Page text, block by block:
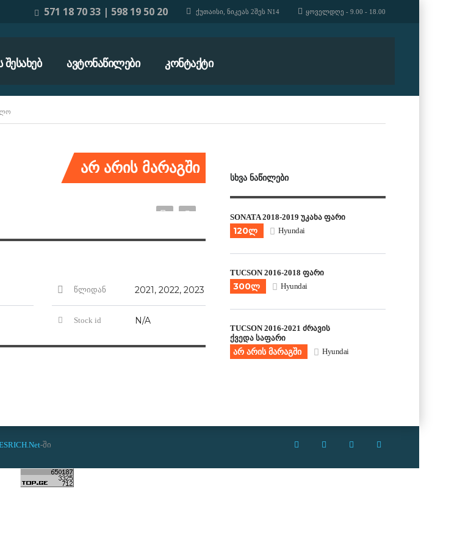
ᲧᲝᲕᲔᲚᲓᲦᲔ - 9.00 - 18.00
ᲥᲣᲗᲐᲘᲡᲘ, ᲜᲘᲙᲔᲐᲡ 2ᲨᲔᲡ N14
571 18 70 33 | 598 19 50 20
ᲨᲔᲡᲐᲮᲔᲑ ᲐᲕᲢᲝᲜᲐᲬᲘᲚᲔᲑᲘ ᲙᲝᲜᲢᲐᲥᲢᲘ
არ არის მარაგში
წლიდან 2021, 2022, 2023
Stock id N/A
ᲡᲮᲕᲐ ᲜᲐᲬᲘᲚᲔᲑᲘ
SONATA 2018-2019 უკანა ფარი
120ლ Hyundai
TUCSON 2016-2018 ფარი
300ლ Hyundai
TUCSON 2016-2021 ძრავის
ქვედა საფარი
არ არის მარაგში Hyundai
-ში